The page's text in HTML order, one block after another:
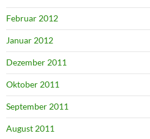
Februar 2012
Januar 2012
Dezember 2011
Oktober 2011
September 2011
August 2011